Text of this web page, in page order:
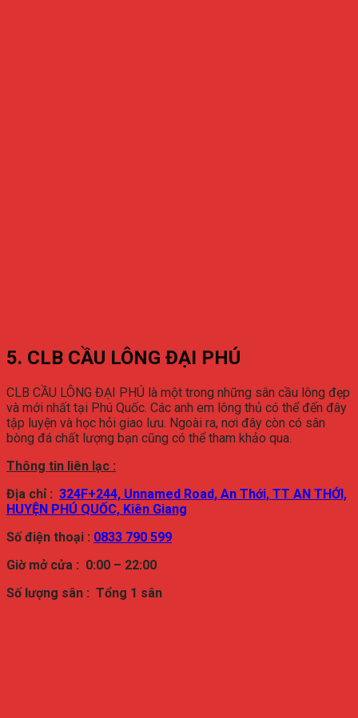
5. CLB CẦU LÔNG ĐẠI PHÚ
CLB CẦU LÔNG ĐẠI PHÚ là một trong những sân cầu lông đẹp
và mới nhất tại Phú Quốc. Các anh em lông thủ có thể đến đây
tập luyện và học hỏi giao lưu. Ngoài ra, nơi đây còn có sân
bòng đá chất lượng bạn cũng có thể tham khảo qua.
Thông tin liên lạc :
Địa chỉ : 324F+244, Unnamed Road, An Thới, TT AN THỚI,
HUYỆN PHÚ QUỐC, Kiên Giang
Số điện thoại : 0833 790 599
Giờ mở cửa : 0:00 – 22:00
Số lượng sân : Tổng 1 sân